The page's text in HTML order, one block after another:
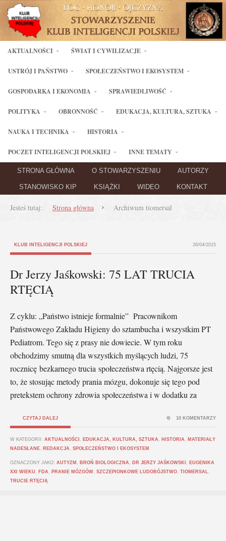
AKTUALNOŚCI ŚWIAT I CYWILIZACJE
USTRÓJ I PAŃSTWO SPOŁECZEŃSTWO I EKOSYSTEM
GOSPODARKA I EKONOMIA SPRAWIEDLIWOŚĆ
POLITYKA OBRONNOŚĆ EDUKACJA, KULTURA, SZTUKA
NAUKA I TECHNIKA HISTORIA
POCZET INTELIGENCJI POLSKIEJ INNE TEMATY
STRONA GŁÓWNA O STOWARZYSZENIU AUTORZY
STANOWISKO KIP KSIĄŻKI WIDEO KONTAKT
Jesteś tutaj: Strona główna Archiwum tiomersal
KLUB INTELIGENCJI POLSKIEJ 26/04/2015
Dr Jerzy Jaśkowski: 75 LAT TRUCIA
RTĘCIĄ
Z cyklu: „Państwo istnieje formalnie” Pracownikom
Państwowego Zakładu Higieny do sztambucha i wszystkim PT
Pediatrom. Tego się z prasy nie dowiecie. W tym roku
obchodzimy smutną dla wszystkich myślących ludzi, 75
rocznicę bezkarnego trucia społeczeństwa rtęcią. Najgorsze jest
to, że stosując metody prania mózgu, dokonuje się tego pod
pretekstem ochrony zdrowia społeczeństwa i w dodatku za
CZYTAJ DALEJ
W KATEGORII: AKTUALNOŚCI EDUKACJA, KULTURA, SZTUKA HISTORIA
MATERIAŁY
NADESŁANE
REDAKCJA SPOŁECZEŃSTWO I EKOSYSTEM
OZNACZONY JAKO: AUTYZM BROŃ BIOLOGICZNA DR JERZY JAŚKOWSKI
EUGENIKA
XXI WIEKU
FDA PRANIE MÓZGÓW SZCZEPIONKOWE LUDOBÓJSTWO TIOMERSAL
TRUCIE RTĘCIĄ
10 KOMENTARZY